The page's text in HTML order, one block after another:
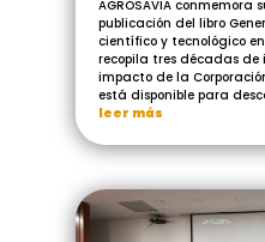
AGROSAVIA conmemora
publicación del libro
científico y tecnológico
recopila tres décadas
impacto de la
está disponible para
leer más